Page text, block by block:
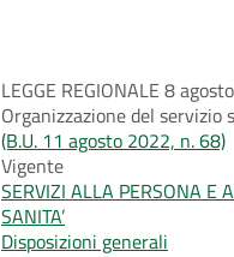
LEGGE REGIONALE 8
Organizzazione del servizio
(B.U. 11 agosto 2022, n. 68)
Vigente
SERVIZI ALLA PERSONA E
SANITA’
Disposizioni generali